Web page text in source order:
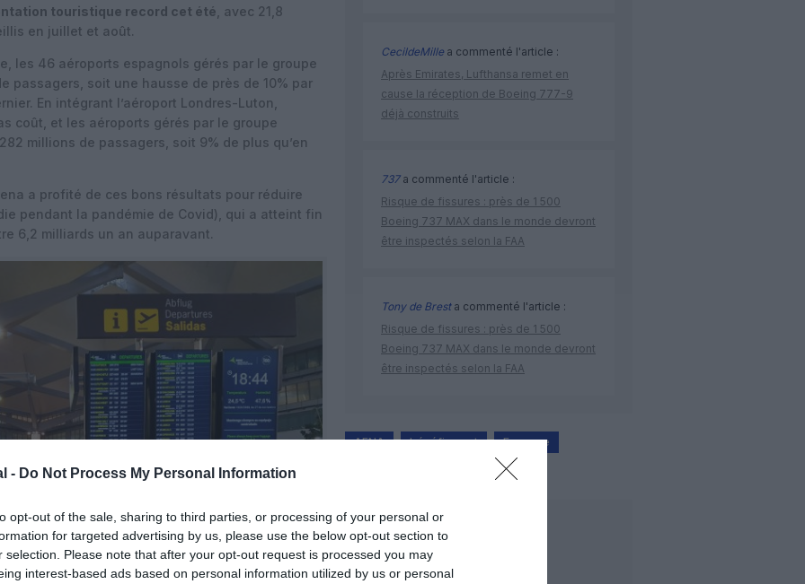
- Do Not Process My Personal Information
opt-out of the sale, sharing to third parties, or processing of your personal or
for targeted advertising by us, please use the below opt-out section to
selection. Please note that after your opt-out request is processed you may
interest-based ads based on personal information utilized by us or personal
touristique record cet été , avec 21,8
en juillet et août.
les 46 aéroports espagnols gérés par le groupe
passagers, soit une hausse de près de 10% par
En intégrant l’aéroport Londres-Luton,
coût, et les aéroports gérés par le groupe
millions de passagers, soit 9% de plus qu’en
a profité de ces bons résultats pour réduire
pendant la pandémie de Covid), qui a atteint fin
6,2 milliards un an auparavant.
CecildeMillea commenté l'article :
Après Emirates, Lufthansa remet en
cause la réception de Boeing 777-9
déjà construits
737a commenté l'article :
Risque de fissures : près de 1 500
Boeing 737 MAX dans le monde devront
être inspectés selon la FAA
Tony de Bresta commenté l'article :
Risque de fissures : près de 1 500
Boeing 737 MAX dans le monde devront
être inspectés selon la FAA
AENA bénéfice net Espagne
LIRE AUSSI